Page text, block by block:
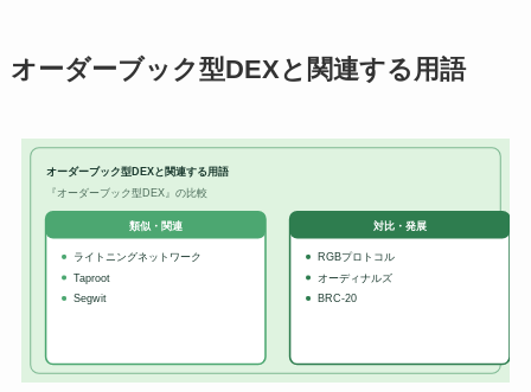
オーダーブック型DEXと関連する用語
オーダーブック型DEXと関連する用語
『オーダーブック型DEX』の比較
類似・関連
ライトニングネットワーク
Taproot
Segwit
対比・発展
RGBプロトコル
オーディナルズ
BRC-20